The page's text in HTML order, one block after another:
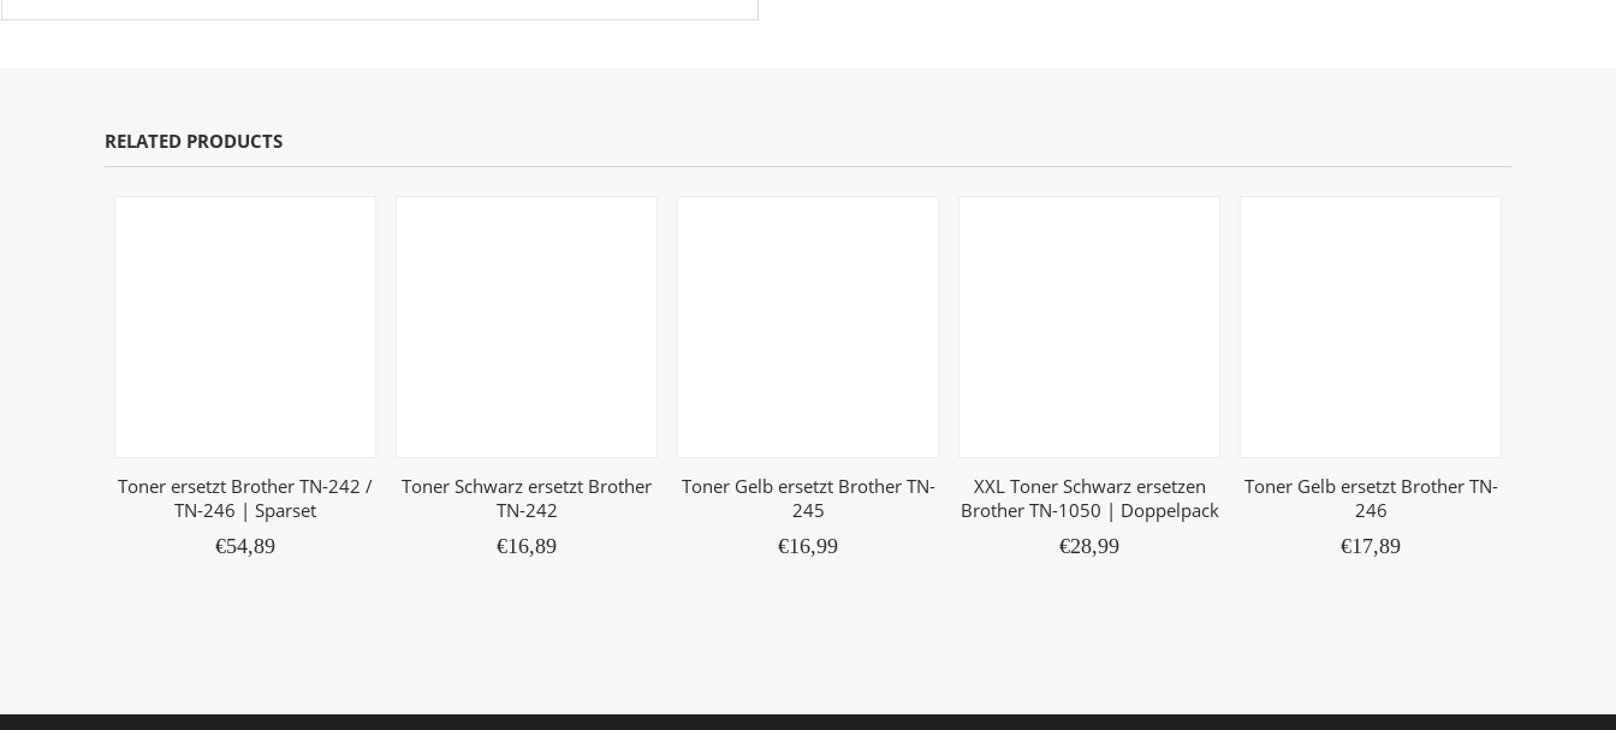
RELATED PRODUCTS
Toner ersetzt Brother TN-242 /
TN-246 | Sparset
€54,89
Toner Schwarz ersetzt Brother
TN-242
€16,89
Toner Gelb ersetzt Brother TN-
245
€16,99
XXL Toner Schwarz ersetzen
Brother TN-1050 | Doppelpack
€28,99
Toner Gelb ersetzt Brother TN-
246
€17,89